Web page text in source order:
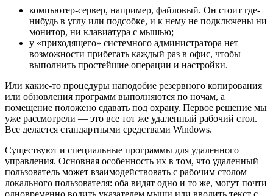
компьютер-сервер, например, файловый. Он стоит где-
нибудь в углу или подсобке, и к нему не подключены ни
монитор, ни клавиатура с мышью;
у «приходящего» системного администратора нет
возможности прибегать каждый раз в офис, чтобы
выполнить простейшие операции и настройки.
Или какие-то процедуры наподобие резервного копирования
или обновления программ выполняются по ночам, а
помещение положено сдавать под охрану. Первое решение мы
уже рассмотрели — это все тот же удаленный рабочий стол.
Все делается стандартными средствами Windows.
Существуют и специальные программы для удаленного
управления. Основная особенность их в том, что удаленный
пользователь может взаимодействовать с рабочим столом
локального пользователя: оба видят одно и то же, могут почти
одновременно водить указателем мыши или вводить текст с